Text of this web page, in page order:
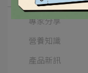
專家分享
營養知識
產品新訊